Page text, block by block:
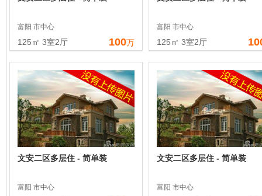
富阳 市中心
125㎡ 3室2厅 100万
富阳 市中心
125㎡ 3室2厅
文安二区多层住 - 简单装
富阳 市中心
文安二区多层住 - 简单装
富阳 市中心